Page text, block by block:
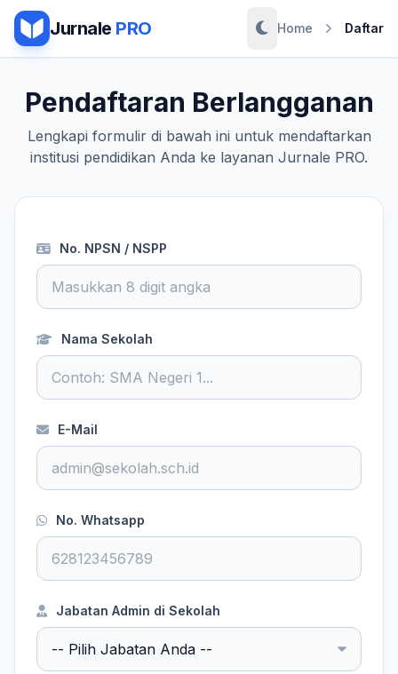
Jurnale PRO Home Daftar
Pendaftaran Berlangganan
Lengkapi formulir di bawah ini untuk mendaftarkan
institusi pendidikan Anda ke layanan Jurnale PRO.
No. NPSN / NSPP
Nama Sekolah
E-Mail
No. Whatsapp
Jabatan Admin di Sekolah